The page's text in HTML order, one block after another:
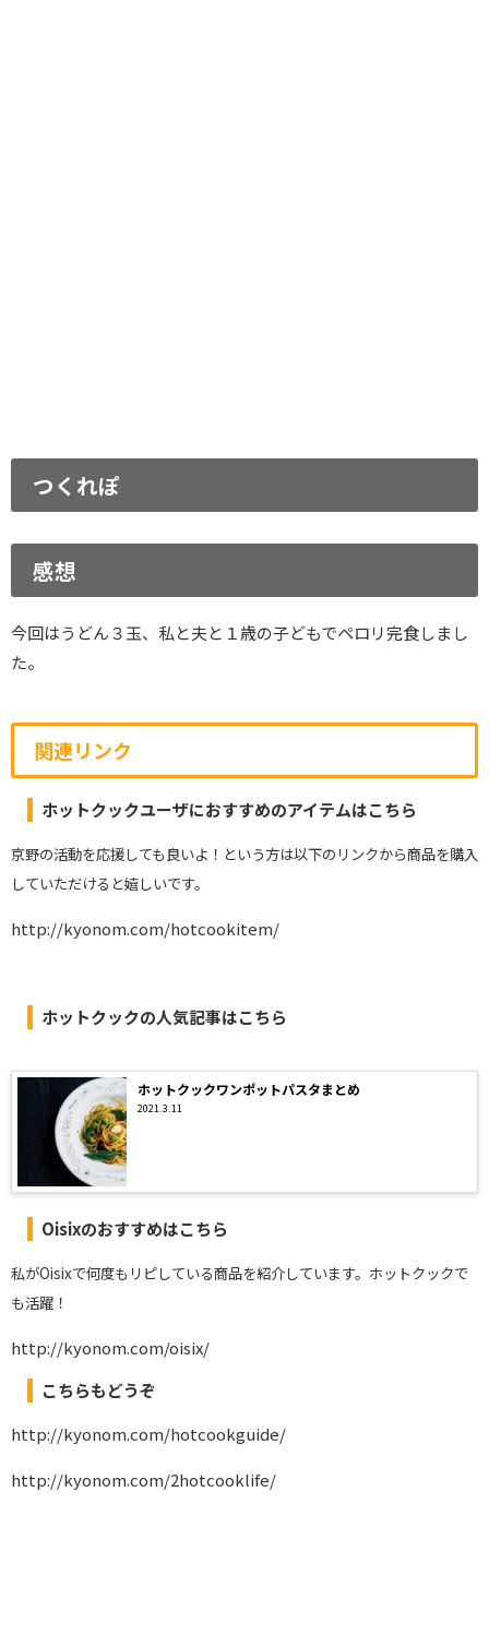
つくれぽ
感想
今回はうどん３玉、私と夫と１歳の子どもでペロリ完食しまし
た。
関連リンク
ホットクックユーザにおすすめのアイテムはこちら
京野の活動を応援しても良いよ！という方は以下のリンクから商品を購入
していただけると嬉しいです。
http://kyonom.com/hotcookitem/
ホットクックの人気記事はこちら
ホットクックワンポットパスタまとめ
2021.3.11
Oisixのおすすめはこちら
私がOisixで何度もリピしている商品を紹介しています。ホットクックで
も活躍！
http://kyonom.com/oisix/
こちらもどうぞ
http://kyonom.com/hotcookguide/
http://kyonom.com/2hotcooklife/